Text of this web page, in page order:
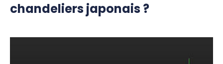
chandeliers japonais ?